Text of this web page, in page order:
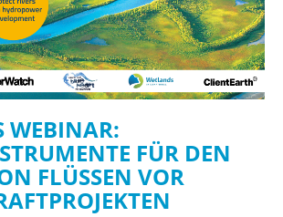
WEBINAR:
FÜR DEN
FLÜSSEN VOR